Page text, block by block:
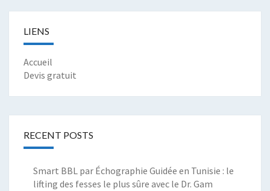
LIENS
Accueil
Devis gratuit
RECENT POSTS
Smart BBL par Échographie Guidée en Tunisie : le
lifting des fesses le plus sûre avec le Dr. Gam